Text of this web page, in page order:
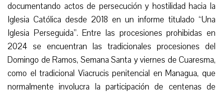
documentando actos de persecución y hostilidad hacia la
Iglesia Católica desde 2018 en un informe titulado “Una
Iglesia Perseguida”. Entre las procesiones prohibidas en
2024 se encuentran las tradicionales procesiones del
Domingo de Ramos, Semana Santa y viernes de Cuaresma,
como el tradicional Viacrucis penitencial en Managua, que
normalmente involucra la participación de centenas de